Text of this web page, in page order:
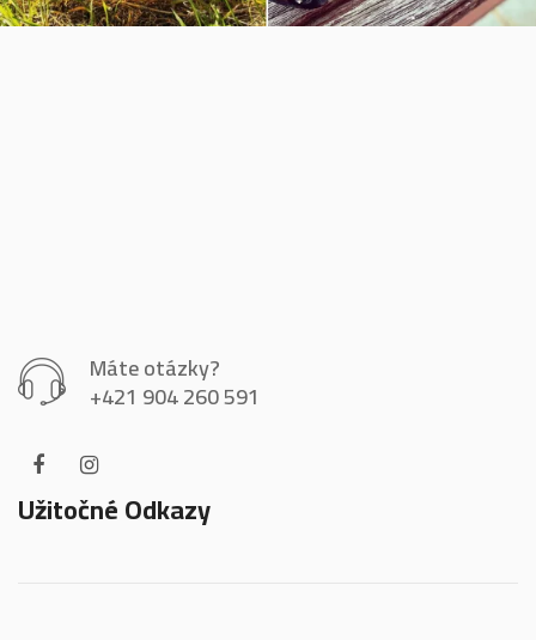
Máte otázky?
+421 904 260 591
Užitočné Odkazy